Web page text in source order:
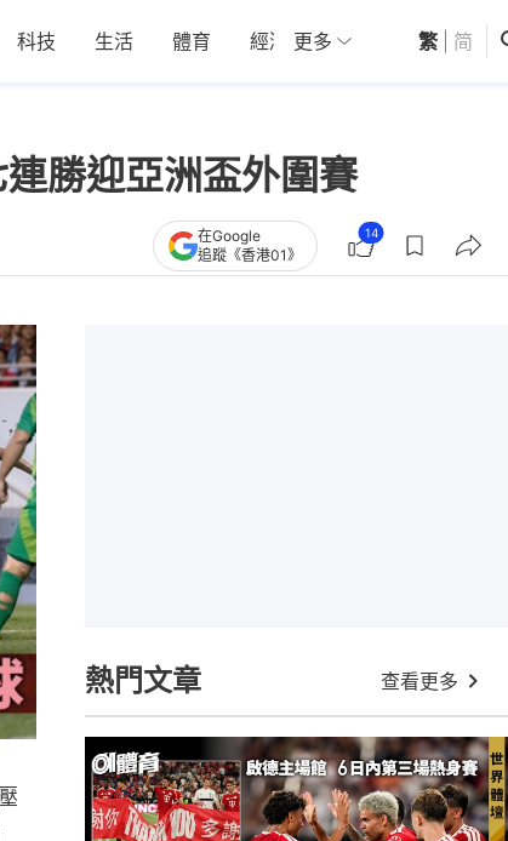
科技 生活 體育 經濟 01深圳 觀點
更多 繁 简
勝迎亞洲盃外圍賽
在Google
追蹤《香港01》
14
熱門文章 查看更多